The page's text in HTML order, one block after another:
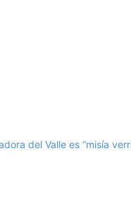
del Valle es “misía